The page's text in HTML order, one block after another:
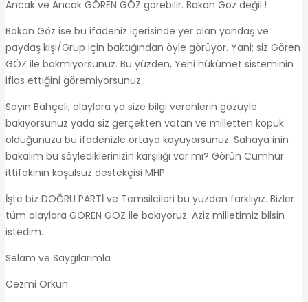
Ancak ve Ancak GÖREN GÖZ görebilir. Bakan Göz değil.!
Bakan Göz ise bu ifadeniz içerisinde yer alan yandaş ve
paydaş kişi/Grup için baktığından öyle görüyor. Yani; siz Gören
GÖZ ile bakmıyorsunuz. Bu yüzden, Yeni hükümet sisteminin
iflas ettiğini göremiyorsunuz.
Sayın Bahçeli, olaylara ya size bilgi verenlerin gözüyle
bakıyorsunuz yada siz gerçekten vatan ve milletten kopuk
olduğunuzu bu ifadenizle ortaya koyuyorsunuz. Sahaya inin
bakalım bu söylediklerinizin karşılığı var mı? Görün Cumhur
ittifakının koşulsuz destekçisi MHP.
İşte biz DOĞRU PARTİ ve Temsilcileri bu yüzden farklıyız. Bizler
tüm olaylara GÖREN GÖZ ile bakıyoruz. Aziz milletimiz bilsin
istedim.
Selam ve Saygılarımla
Cezmi Orkun